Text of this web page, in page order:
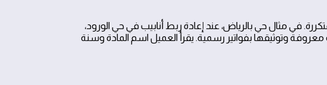
في مثال حي بالرياض، عند إعادة ربط أنابيب في حي الورود،
وتوثيقها بفواتير رسمية. يقرأ العميل اسم المادة وسنة